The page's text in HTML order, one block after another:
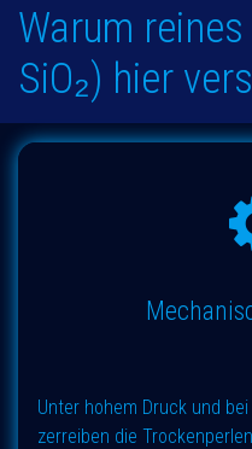
Warum
SiO₂) hier
Unter hohem Druck und
zerreiben die